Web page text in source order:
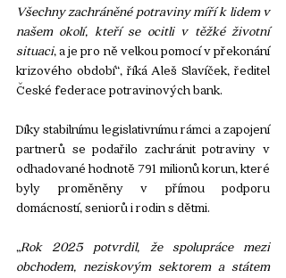
Všechny zachráněné potraviny míří k lidem v
našem okolí, kteří se ocitli v těžké životní
situaci, a je pro ně velkou pomocí v překonání
krizového období“, říká Aleš Slavíček, ředitel
České federace potravinových bank.
Díky stabilnímu legislativnímu rámci a zapojení
partnerů se podařilo zachránit potraviny v
odhadované hodnotě 791 milionů korun, které
byly proměněny v přímou podporu
domácností, seniorů i rodin s dětmi.
„Rok 2025 potvrdil, že spolupráce mezi
obchodem, neziskovým sektorem a státem